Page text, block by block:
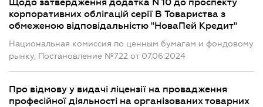
Щодо затвердження додатка N 10 до проспекту
корпоративних облігацій серії B Товариства з
обмеженою відповідальністю "НоваПей Кредит"
Национальная комиссия по ценным бумагам и фондовому
рынку, Постановление №722 от 07.06.2024
Про відмову у видачі ліцензії на провадження
професійної діяльності на організованих товарних